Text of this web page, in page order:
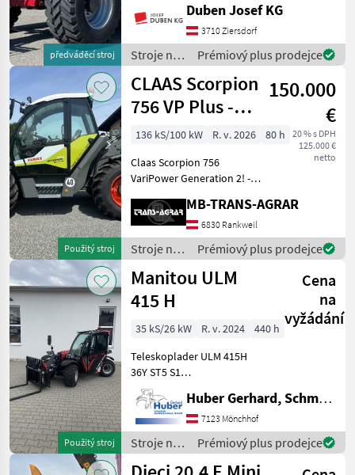
předváděcí stroj
4 in 1 mit Flow Sharing und
FNR-Umschaltung, hydr.
Schnellwechselsystem,
Luftfedersitz, 170-l-
Duben Josef KG
3710 Ziersdorf
Stroje na
stavbu /
Dieci
Prémiový plus prodejce
Použitý stroj
CLAAS Scorpion
756 VP Plus -
Gen2
150.000
€
20 % s DPH
125.000 €
netto
136 kS/100 kW R. v. 2026
80 h
Claas Scorpion 756
VariPower Generation 2! -
Aushubhöhe und 5.600 kg
Hubkraft Teleskoparm: -
Zweiteiliger, hydraulisch
ausfahrbarer Teleskop
MB-TRANS-AGRAR
6830 Rankweil
Stroje na
stavbu /
Claas
Prémiový plus prodejce
Použitý stroj
Manitou ULM
415 H
Cena
na
vyžádání
35 kS/26 kW R. v. 2024
440 h
Teleskoplader ULM 415H
36Y ST5 S1
SERIENAUSSTATTUNG
Fester Teleskopstapler: -
35.1 hp YANMAR Motor
Stufe V Hubhöhe: 4.30 m -
Maximale Tragfähigkeit:
1500
Huber Gerhard, Schmiede und Landmaschinen GmbH.
7123 Mönchhof
Stroje na
stavbu /
Prémiový plus prodejce